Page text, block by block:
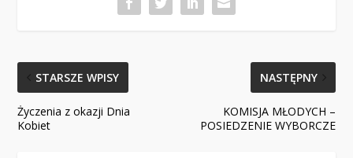
STARSZE WPISY
Życzenia z okazji Dnia
Kobiet
NASTĘPNY
KOMISJA MŁODYCH –
POSIEDZENIE WYBORCZE